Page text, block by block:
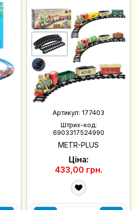
Артикул: 177403
Штрих-код:
6903317524990
METR-PLUS
Ціна:
433,00 грн.